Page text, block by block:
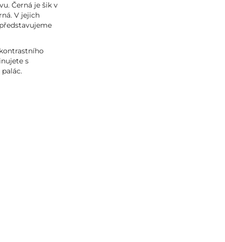
Černá je šik v
V jejich
s